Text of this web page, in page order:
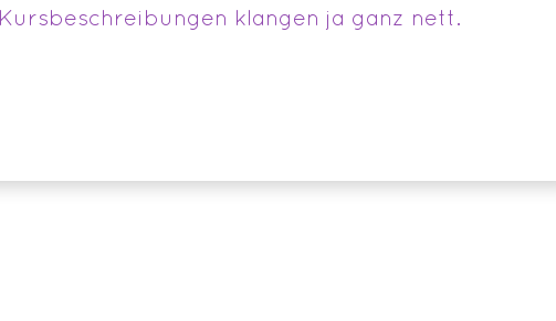
klangen ja ganz nett.